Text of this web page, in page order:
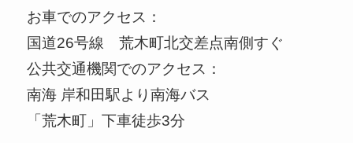
お車でのアクセス：
国道26号線 荒木町北交差点南側すぐ
公共交通機関でのアクセス：
南海 岸和田駅より南海バス
「荒木町」下車徒歩3分